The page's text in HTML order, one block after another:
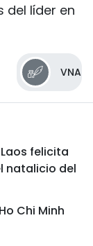
del líder en
VNA
felicita
natalicio del
Chi Minh